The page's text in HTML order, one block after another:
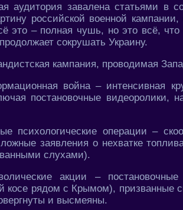
аудитория завалена статьями
российской военной
это – полная чушь, но это всё, что
сокрушать Украину.
кампания, проводимая
война – интенсивная
постановочные видеоролики,
психологические операции –
заявления о нехватке
слухами).
акции –
косе рядом с Крымом), призванные
и высмеяны.